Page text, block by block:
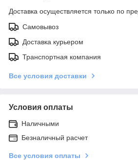
Доставка осуществляется только по
Самовывоз
Доставка курьером
Транспортная компания
Все условия доставки
Условия оплаты
Наличными
Безналичный расчет
Все условия оплаты